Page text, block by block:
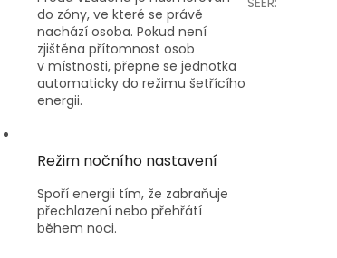
do zóny, ve které se právě
nachází osoba. Pokud není
zjištěna přítomnost osob
v místnosti, přepne se jednotka
automaticky do režimu šetřícího
energii.
Režim nočního nastavení
Spoří energii tím, že zabraňuje
přechlazení nebo přehřátí
během noci.